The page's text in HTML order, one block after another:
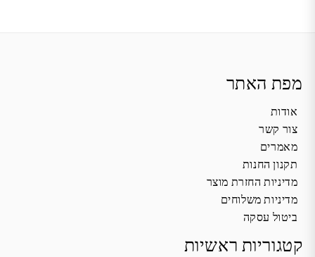
מפת האתר
אודות
צור קשר
מאמרים
תקנון החנות
מדיניות החזרת מוצר
מדיניות משלוחים
ביטול עסקה
קטגוריות ראשיות